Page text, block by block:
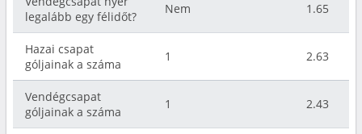
legalább egy félidőt?
Nem 1.65
Hazai csapat
góljainak a száma
1 2.63
Vendégcsapat
góljainak a száma
1 2.43